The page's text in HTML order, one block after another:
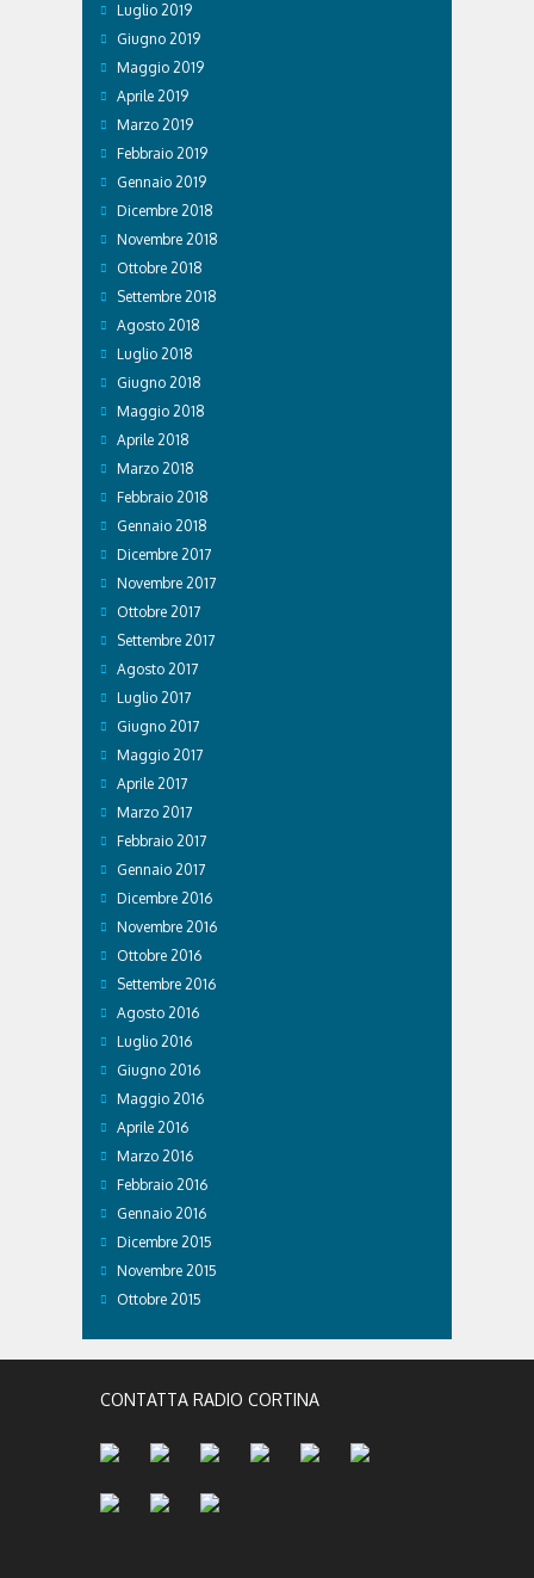
Luglio 2019
Giugno 2019
Maggio 2019
Aprile 2019
Marzo 2019
Febbraio 2019
Gennaio 2019
Dicembre 2018
Novembre 2018
Ottobre 2018
Settembre 2018
Agosto 2018
Luglio 2018
Giugno 2018
Maggio 2018
Aprile 2018
Marzo 2018
Febbraio 2018
Gennaio 2018
Dicembre 2017
Novembre 2017
Ottobre 2017
Settembre 2017
Agosto 2017
Luglio 2017
Giugno 2017
Maggio 2017
Aprile 2017
Marzo 2017
Febbraio 2017
Gennaio 2017
Dicembre 2016
Novembre 2016
Ottobre 2016
Settembre 2016
Agosto 2016
Luglio 2016
Giugno 2016
Maggio 2016
Aprile 2016
Marzo 2016
Febbraio 2016
Gennaio 2016
Dicembre 2015
Novembre 2015
Ottobre 2015
CONTATTA RADIO CORTINA